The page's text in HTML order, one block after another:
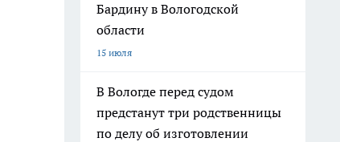
Бардину в Вологодской
области
15 июля
В Вологде перед судом
предстанут три родственницы
по делу об изготовлении